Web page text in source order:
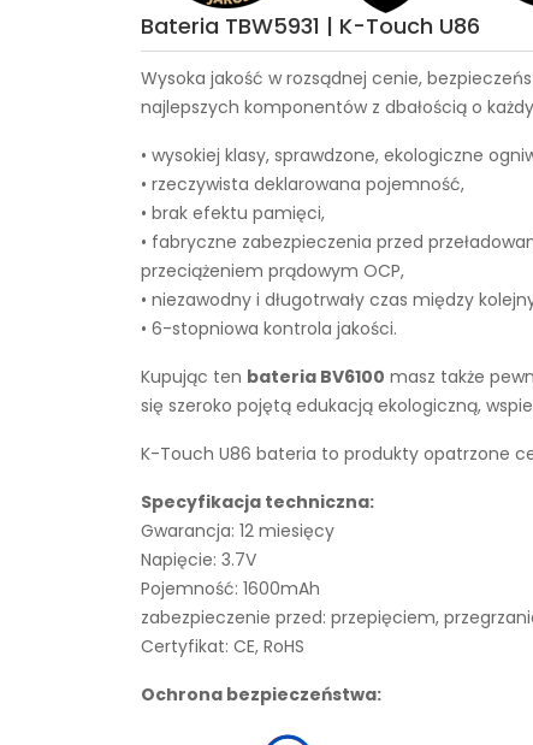
Bateria TBW5931 | K-Touch U86
Wysoka jakość w rozsądnej cenie,
najlepszych komponentów z dbałością o
• wysokiej klasy, sprawdzone, ekologiczne
• rzeczywista deklarowana pojemność,
• brak efektu pamięci,
• fabryczne zabezpieczenia przed
przeciążeniem prądowym OCP,
• niezawodny i długotrwały czas między
• 6-stopniowa kontrola jakości.
Kupując ten bateria BV6100 masz także
się szeroko pojętą edukacją ekologiczną,
K-Touch U86 bateria to produkty opatrzone
Specyfikacja techniczna:
Gwarancja: 12 miesięcy
Napięcie: 3.7V
Pojemność: 1600mAh
zabezpieczenie przed: przepięciem,
Certyfikat: CE, RoHS
Ochrona bezpieczeństwa: